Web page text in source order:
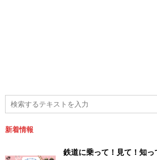
新着情報
鉄道に乗って！見て！知